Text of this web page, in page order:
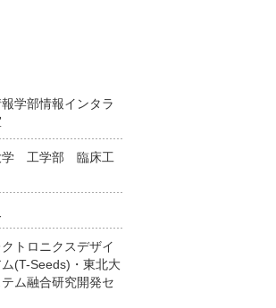
学部情報インタラ
学 工学部 臨床工
トロニクスデザイ
(T-Seeds)・東北大
ム融合研究開発セ